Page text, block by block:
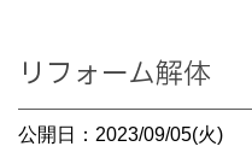
リフォーム解体
公開日：2023/09/05(火)